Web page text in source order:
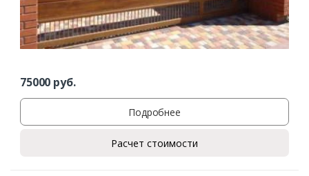
75000 руб.
Подробнее
Расчет стоимости